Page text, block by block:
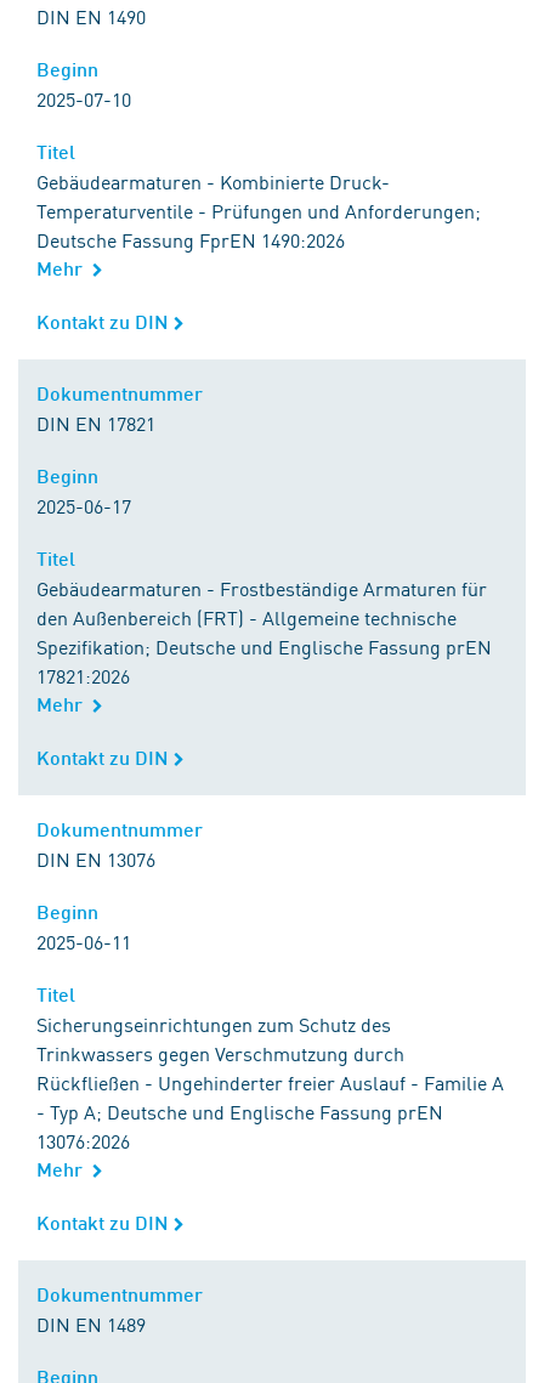
DIN EN 1490
Beginn
2025-07-10
Titel
Gebäudearmaturen - Kombinierte Druck-
Temperaturventile - Prüfungen und Anforderungen;
Deutsche Fassung FprEN 1490:2026
Mehr
Kontakt zu DIN
Kontakt zu DIN
Dokumentnummer
DIN EN 17821
Beginn
2025-06-17
Titel
Gebäudearmaturen - Frostbeständige Armaturen für
den Außenbereich (FRT) - Allgemeine technische
Spezifikation; Deutsche und Englische Fassung prEN
17821:2026
Mehr
Kontakt zu DIN
Kontakt zu DIN
Dokumentnummer
DIN EN 13076
Beginn
2025-06-11
Titel
Sicherungseinrichtungen zum Schutz des
Trinkwassers gegen Verschmutzung durch
Rückfließen - Ungehinderter freier Auslauf - Familie A
- Typ A; Deutsche und Englische Fassung prEN
13076:2026
Mehr
Kontakt zu DIN
Kontakt zu DIN
Dokumentnummer
DIN EN 1489
Beginn